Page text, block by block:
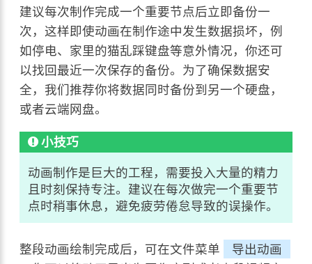
建议每次制作完成一个重要节点后立即备份一
次，这样即使动画在制作途中发生数据损坏，例
如停电、家里的猫乱踩键盘等意外情况，你还可
以找回最近一次保存的备份。为了确保数据安
全，我们推荐你将数据同时备份到另一个硬盘，
或者云端网盘。
小技巧
动画制作是巨大的工程，需要投入大量的精力
且时刻保持专注。建议在每次做完一个重要节
点时稍事休息，避免疲劳倦怠导致的误操作。
整段动画绘制完成后，可在文件菜单
导出动画